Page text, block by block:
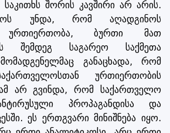
შორის კავშირი არ არის.
უნდა, რომ აღადგინოს
ურთიერთობა, ბურთი მათ
შემდეგ საგარეო საქმეთა
განაცხადა, რომ
ურთიერთობის
არ გვინდა, რომ საქართველო
პროპაგანდისა და
ეს ერთგვარი მინიშნება იყო.